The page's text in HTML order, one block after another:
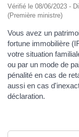
Vérifié le 08/06/2023 -
(Première ministre)
Vous avez un
fortune immobilière
votre situation
ou par un mode de
pénalité en cas de
aussi en cas
déclaration.